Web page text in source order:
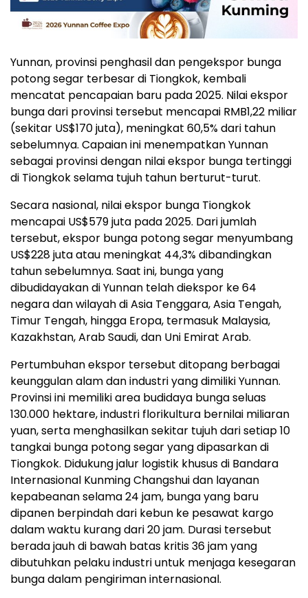
Yunnan, provinsi penghasil dan pengekspor bunga
potong segar terbesar di Tiongkok, kembali
mencatat pencapaian baru pada 2025. Nilai ekspor
bunga dari provinsi tersebut mencapai RMB1,22 miliar
(sekitar US$170 juta), meningkat 60,5% dari tahun
sebelumnya. Capaian ini menempatkan Yunnan
sebagai provinsi dengan nilai ekspor bunga tertinggi
di Tiongkok selama tujuh tahun berturut-turut.
Secara nasional, nilai ekspor bunga Tiongkok
mencapai US$579 juta pada 2025. Dari jumlah
tersebut, ekspor bunga potong segar menyumbang
US$228 juta atau meningkat 44,3% dibandingkan
tahun sebelumnya. Saat ini, bunga yang
dibudidayakan di Yunnan telah diekspor ke 64
negara dan wilayah di Asia Tenggara, Asia Tengah,
Timur Tengah, hingga Eropa, termasuk Malaysia,
Kazakhstan, Arab Saudi, dan Uni Emirat Arab.
Pertumbuhan ekspor tersebut ditopang berbagai
keunggulan alam dan industri yang dimiliki Yunnan.
Provinsi ini memiliki area budidaya bunga seluas
130.000 hektare, industri florikultura bernilai miliaran
yuan, serta menghasilkan sekitar tujuh dari setiap 10
tangkai bunga potong segar yang dipasarkan di
Tiongkok. Didukung jalur logistik khusus di Bandara
Internasional Kunming Changshui dan layanan
kepabeanan selama 24 jam, bunga yang baru
dipanen berpindah dari kebun ke pesawat kargo
dalam waktu kurang dari 20 jam. Durasi tersebut
berada jauh di bawah batas kritis 36 jam yang
dibutuhkan pelaku industri untuk menjaga kesegaran
bunga dalam pengiriman internasional.